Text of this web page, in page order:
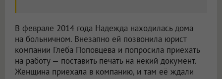
В феврале 2014 года Надежда находилась дома
на больничном. Внезапно ей позвонила юрист
компании Глеба Поповцева и попросила приехать
на работу — поставить печать на некий документ.
Женщина приехала в компанию, и там её ждали